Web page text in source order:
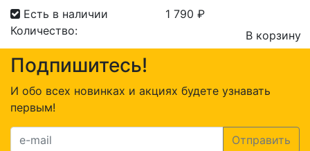
Есть в наличии
1 790 ₽
Количество:
Количество
товара
Sheer
Moon
6007
С1
В корзину
Подпишитесь!
И обо всех новинках и акциях будете узнавать
первым!